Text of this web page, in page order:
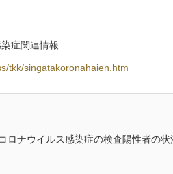
症関連情報
tkk/singatakoronahaien.htm
ロナウイルス感染症の検査陽性者の状